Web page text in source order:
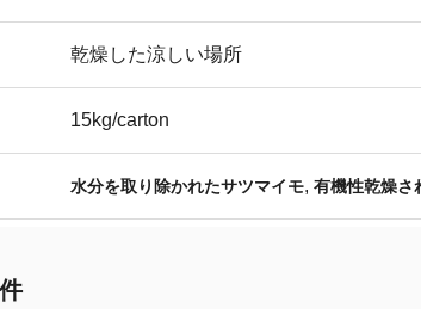
乾燥した涼しい場所
15kg/carton
水分を取り除かれたサツマイモ, 有機性乾燥さ